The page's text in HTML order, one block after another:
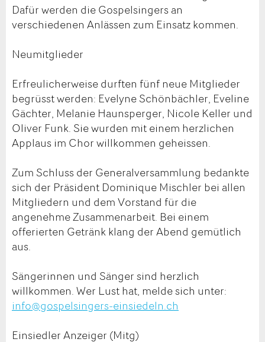
Dafür werden die Gospelsingers an
verschiedenen Anlässen zum Einsatz kommen.
Neumitglieder
Erfreulicherweise durften fünf neue Mitglieder
begrüsst werden: Evelyne Schönbächler, Eveline
Gächter, Melanie Haunsperger, Nicole Keller und
Oliver Funk. Sie wurden mit einem herzlichen
Applaus im Chor willkommen geheissen.
Zum Schluss der Generalversammlung bedankte
sich der Präsident Dominique Mischler bei allen
Mitgliedern und dem Vorstand für die
angenehme Zusammenarbeit. Bei einem
offerierten Getränk klang der Abend gemütlich
aus.
Sängerinnen und Sänger sind herzlich
willkommen. Wer Lust hat, melde sich unter:
info@gospelsingers-einsiedeln.ch
Einsiedler Anzeiger (Mitg)